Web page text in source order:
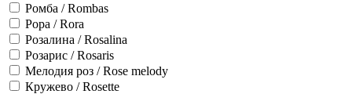
Ромба / Rombas
Рора / Rora
Розалина / Rosalina
Розарис / Rosaris
Мелодия роз / Rose melody
Кружево / Rosette